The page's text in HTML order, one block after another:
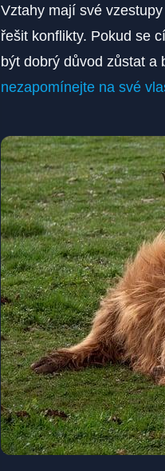
Vztahy mají své
řešit konflikty. Pokud se
být dobrý důvod zůstat a
nezapomínejte na své